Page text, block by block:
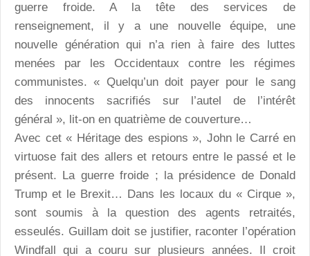
guerre froide. A la tête des services de
renseignement, il y a une nouvelle équipe, une
nouvelle génération qui n’a rien à faire des luttes
menées par les Occidentaux contre les régimes
communistes. « Quelqu’un doit payer pour le sang
des innocents sacrifiés sur l’autel de l’intérêt
général », lit-on en quatrième de couverture…
Avec cet « Héritage des espions », John le Carré en
virtuose fait des allers et retours entre le passé et le
présent. La guerre froide ; la présidence de Donald
Trump et le Brexit… Dans les locaux du « Cirque »,
sont soumis à la question des agents retraités,
esseulés. Guillam doit se justifier, raconter l’opération
Windfall qui a couru sur plusieurs années. Il croit